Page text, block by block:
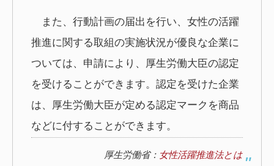
また、行動計画の届出を行い、女性の活躍
推進に関する取組の実施状況が優良な企業に
ついては、申請により、厚生労働大臣の認定
を受けることができます。認定を受けた企業
は、厚生労働大臣が定める認定マークを商品
などに付することができます。
厚生労働省： 女性活躍推進法とは